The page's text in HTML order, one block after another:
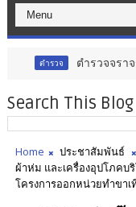
ราจรโครงการพระราชด
Search This Blog
Home ประชาสัมพันธ์
ผ้าห่ม และเครื่องอุปโภคบ
โครงการออกหน่วยทำขา